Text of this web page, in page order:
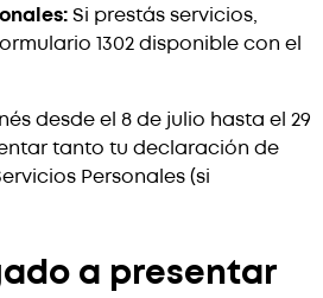
Si prestás servicios,
1302 disponible con el
desde el 8 de julio hasta el 29
tanto tu declaración de
Personales (si
a presentar